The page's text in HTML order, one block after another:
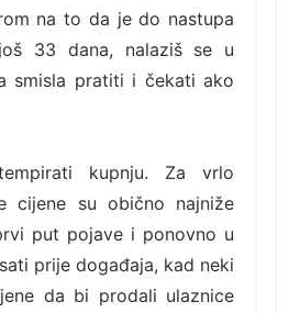
na to da je do nastupa
33 dana, nalaziš se u
smisla pratiti i čekati ako
kupnju. Za vrlo
cijene su obično najniže
put pojave i ponovno u
prije događaja, kad neki
da bi prodali ulaznice